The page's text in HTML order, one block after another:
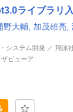
ライブラリ
野大輔, 加茂雄亮
システム開発 ／ 翔泳
ビューア